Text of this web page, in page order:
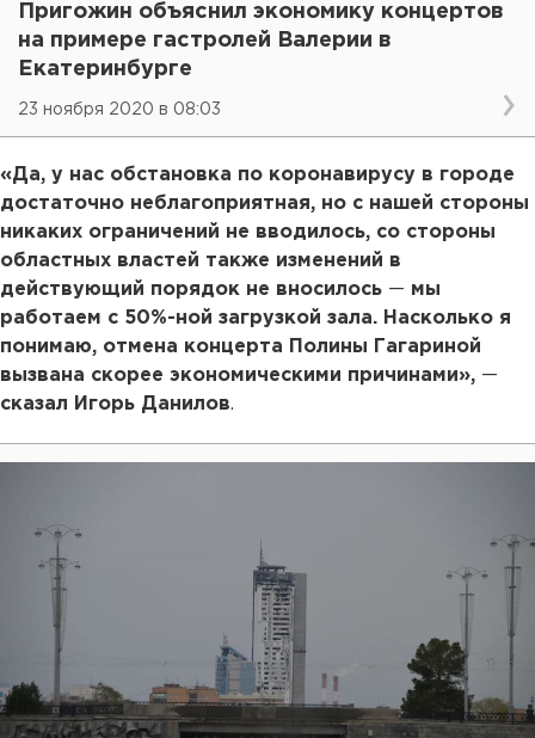
Пригожин объяснил экономику концертов
на примере гастролей Валерии в
Екатеринбурге
23 ноября 2020 в 08:03
«Да, у нас обстановка по коронавирусу в городе
достаточно неблагоприятная, но с нашей стороны
никаких ограничений не вводилось, со стороны
областных властей также изменений в
действующий порядок не вносилось — мы
работаем с 50%-ной загрузкой зала. Насколько я
понимаю, отмена концерта Полины Гагариной
вызвана скорее экономическими причинами», —
сказал Игорь Данилов.